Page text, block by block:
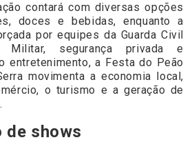
contará com diversas opções
doces e bebidas, enquanto a
por equipes da Guarda Civil
Militar, segurança privada e
entretenimento, a Festa do Peão
movimenta a economia local,
o turismo e a geração de
de shows